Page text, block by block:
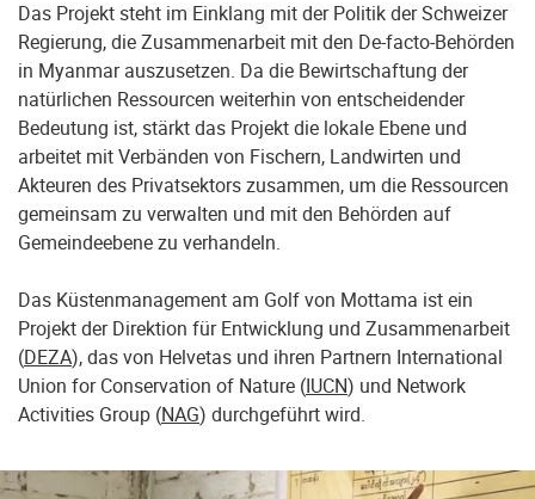
Das Projekt steht im Einklang mit der Politik der Schweizer
Regierung, die Zusammenarbeit mit den De-facto-Behörden
in Myanmar auszusetzen. Da die Bewirtschaftung der
natürlichen Ressourcen weiterhin von entscheidender
Bedeutung ist, stärkt das Projekt die lokale Ebene und
arbeitet mit Verbänden von Fischern, Landwirten und
Akteuren des Privatsektors zusammen, um die Ressourcen
gemeinsam zu verwalten und mit den Behörden auf
Gemeindeebene zu verhandeln.
Das Küstenmanagement am Golf von Mottama ist ein
Projekt der Direktion für Entwicklung und Zusammenarbeit
(DEZA), das von Helvetas und ihren Partnern International
Union for Conservation of Nature (IUCN) und Network
Activities Group (NAG) durchgeführt wird.